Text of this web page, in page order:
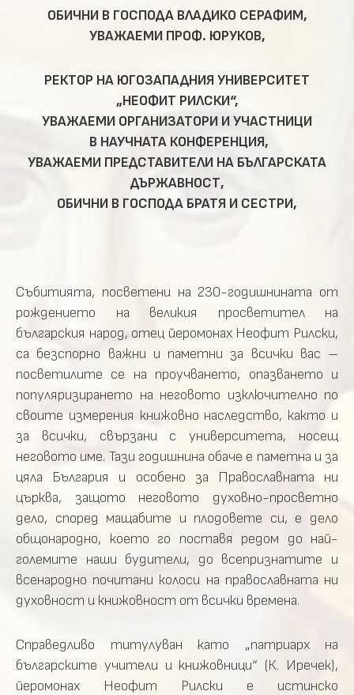
ОБИЧНИ В ГОСПОДА ВЛАДИКО СЕРАФИМ,
УВАЖАЕМИ ПРОФ. ЮРУКОВ,
РЕКТОР НА ЮГОЗАПАДНИЯ УНИВЕРСИТЕТ
„НЕОФИТ РИЛСКИ“,
УВАЖАЕМИ ОРГАНИЗАТОРИ И УЧАСТНИЦИ
В НАУЧНАТА КОНФЕРЕНЦИЯ,
УВАЖАЕМИ ПРЕДСТАВИТЕЛИ НА БЪЛГАРСКАТА
ДЪРЖАВНОСТ,
ОБИЧНИ В ГОСПОДА БРАТЯ И СЕСТРИ,
Събитията, посветени на 230-годишнината от
рождението на великия просветител на
българския народ, отец йеромонах Неофит Рилски,
са безспорно важни и паметни за всички вас –
посветилите се на проучването, опазването и
популяризирането на неговото изключително по
своите измерения книжовно наследство, както и
за всички, свързани с университета, носещ
неговото име. Тази годишнина обаче е паметна и за
цяла България и особено за Православната ни
църква, защото неговото духовно-просветно
дело, според мащабите и плодовете си, е дело
общонародно, което го поставя редом до най-
големите наши будители, до всепризнатите и
всенародно почитани колоси на православната ни
духовност и книжовност от всички времена.
Справедливо титулуван като „патриарх на
българските учители и книжовници“ (К. Иречек),
йеромонах Неофит Рилски е истинско